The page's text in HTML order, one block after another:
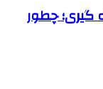
گیری؛ چطور